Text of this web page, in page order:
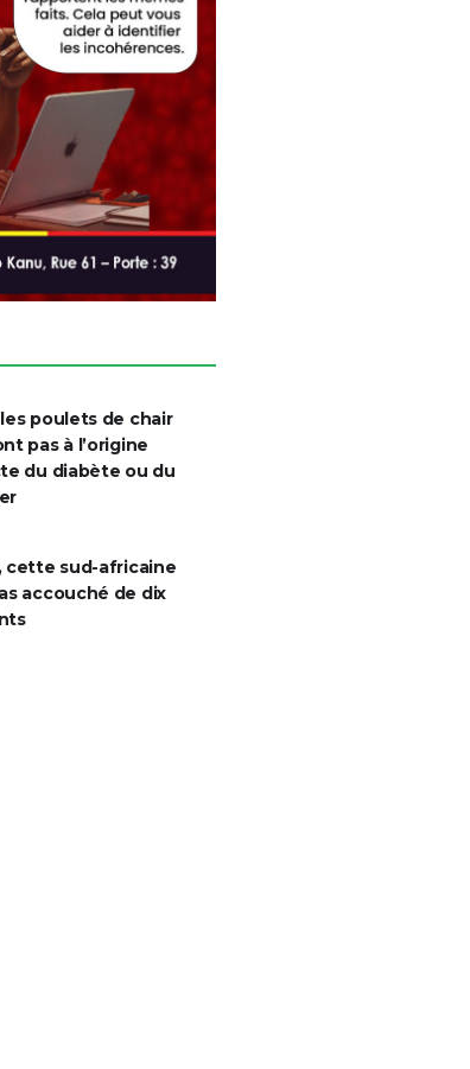
poulets de chair
pas à l’origine
du diabète ou du
cette sud-africaine
accouché de dix